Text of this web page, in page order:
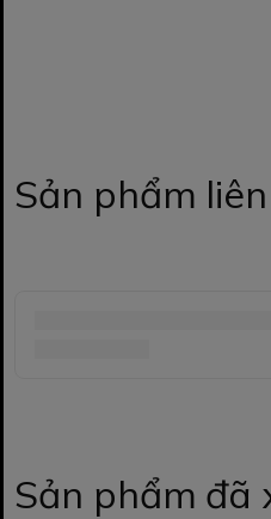
Sản phẩm
Sản phẩm đã